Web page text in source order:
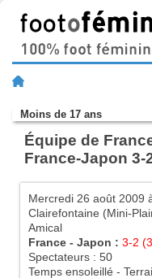
Moins de 17 ans
Équipe de
France-Japon 3-
Mercredi 26 août 2009
Clairefontaine (Mini-
Amical
France - Japon : 3-2
Spectateurs : 50
Temps ensoleillé -